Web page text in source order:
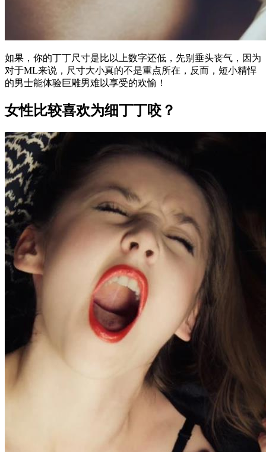
如果，你的丁丁尺寸是比以上数字还低，先别垂头丧气，因为
对于ML来说，尺寸大小真的不是重点所在，反而，短小精悍
的男士能体验巨雕男难以享受的欢愉！
女性比较喜欢为细丁丁咬？